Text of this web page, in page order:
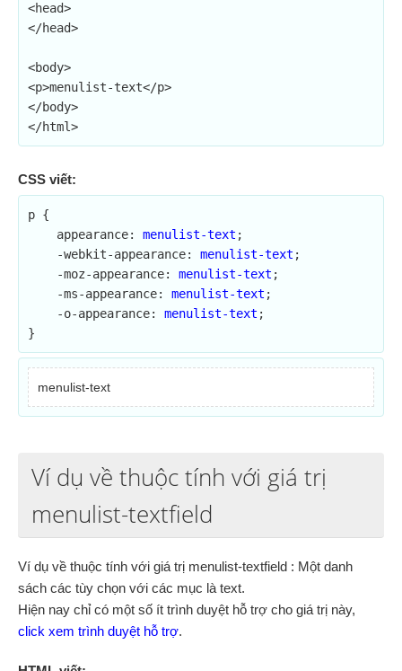
<head>
</head>
<body>
<p>menulist-text</p>
</body>
</html>
CSS viết:
p {
    appearance:
menulist-text ;
    -webkit-appearance:
menulist-text ;
    -moz-appearance:
menulist-text ;
    -ms-appearance:
menulist-text ;
    -o-appearance:
menulist-text ;
}
menulist-text
Ví dụ về thuộc tính với giá trị
menulist-textfield
Ví dụ về thuộc tính với giá trị menulist-textfield : Một danh
sách các tùy chọn với các mục là text.
Hiện nay chỉ có một số ít trình duyệt hỗ trợ cho giá trị này,
click xem trình duyệt hỗ trợ.